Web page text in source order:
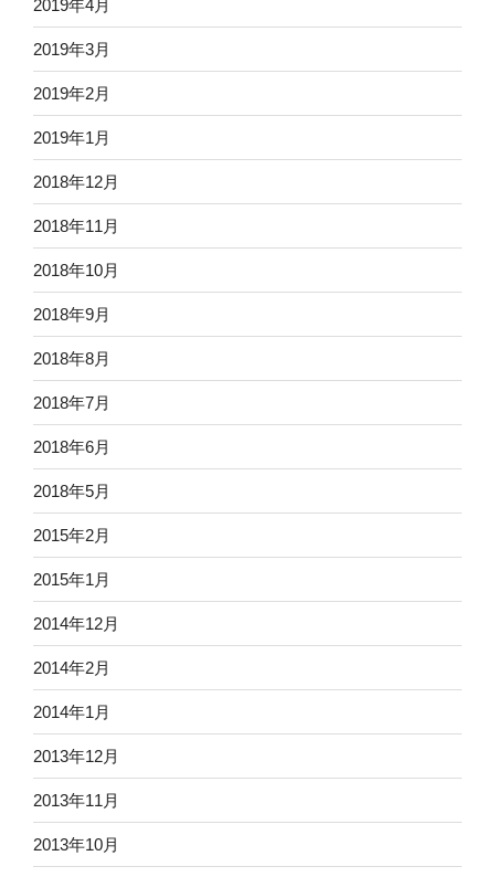
2019年4月
2019年3月
2019年2月
2019年1月
2018年12月
2018年11月
2018年10月
2018年9月
2018年8月
2018年7月
2018年6月
2018年5月
2015年2月
2015年1月
2014年12月
2014年2月
2014年1月
2013年12月
2013年11月
2013年10月